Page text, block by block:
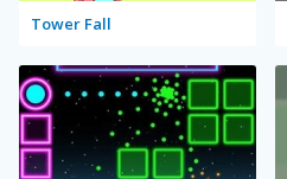
Tower Fall